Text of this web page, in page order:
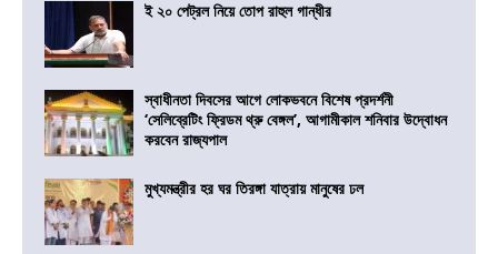
ই ২০ পেট্রল নিয়ে তোপ রাহুল গান্ধীর
স্বাধীনতা দিবসের আগে লোকভবনে বিশেষ প্রদর্শনী
‘সেলিব্রেটিং ফ্রিডম থ্রু বেঙ্গল’, আগামীকাল শনিবার উদ্বোধন
করবেন রাজ্যপাল
মুখ্যমন্ত্রীর হর ঘর তিরঙ্গা যাত্রায় মানুষের ঢল